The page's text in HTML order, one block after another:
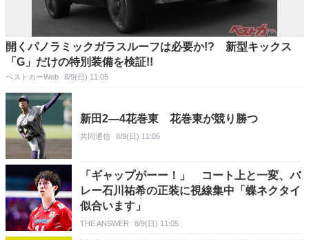
開くパノラミックガラスルーフは必要か!? 新型キックス
「G」だけの特別装備を検証!!
ベストカーWeb 8/9(日) 11:05
新田2―4花巻東 花巻東が競り勝つ
共同通信 8/9(日) 11:05
「ギャップがーー！」 コート上と一変、バ
レー石川祐希の正装に視線集中「蝶ネクタイ
似合います」
THE ANSWER 8/9(日) 11:05